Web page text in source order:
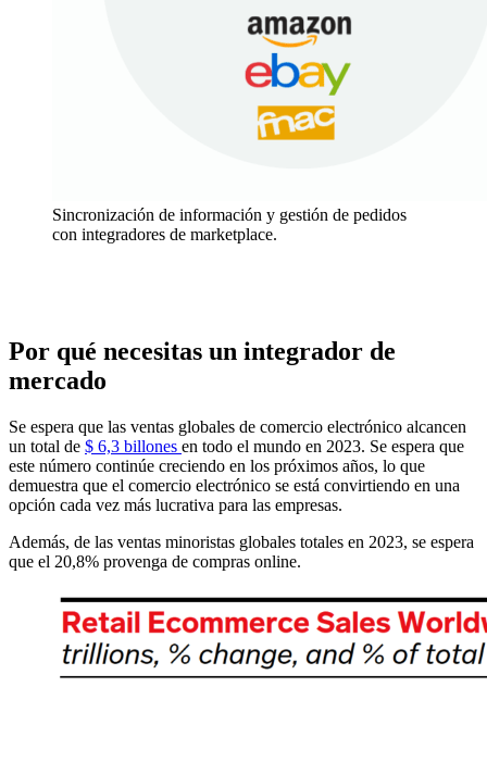
Sincronización de información y gestión de pedidos
con integradores de marketplace.
Por qué necesitas un integrador de
mercado
Se espera que las ventas globales de comercio electrónico alcancen
un total de $ 6,3 billones en todo el mundo en 2023. Se espera que
este número continúe creciendo en los próximos años, lo que
demuestra que el comercio electrónico se está convirtiendo en una
opción cada vez más lucrativa para las empresas.
Además, de las ventas minoristas globales totales en 2023, se espera
que el 20,8% provenga de compras online.